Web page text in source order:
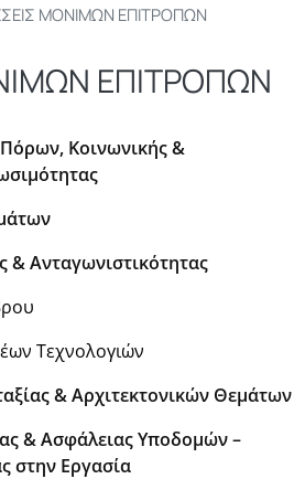
ΜΟΝΙΜΩΝ ΕΠΙΤΡΟΠΩΝ
ΕΠΙΤΡΟΠΩΝ
Κοινωνικής &
& Ανταγωνιστικότητας
Τεχνολογιών
& Αρχιτεκτονικών Θεμάτων
& Ασφάλειας Υποδομών –
στην Εργασία